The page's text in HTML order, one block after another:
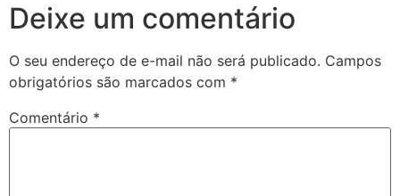
Deixe um comentário
O seu endereço de e-mail não será publicado. Campos
obrigatórios são marcados com *
Comentário *